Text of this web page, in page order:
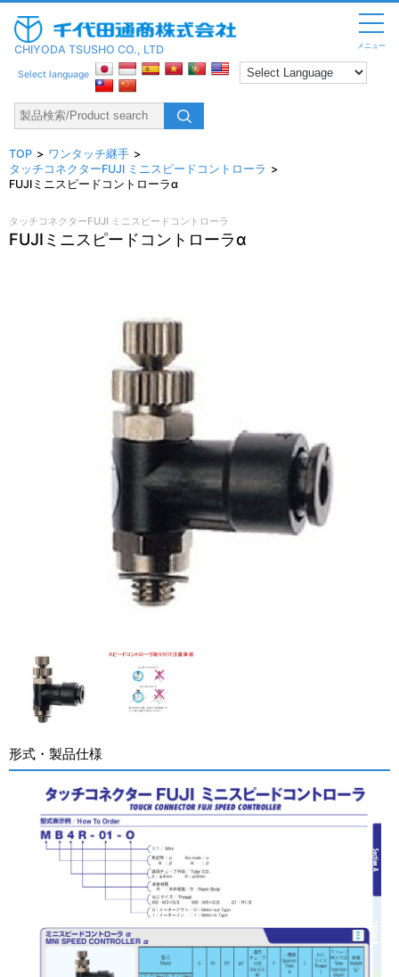
メニュー
CHIYODA TSUSHO CO., LTD
Select language
TOP
ワンタッチ継手
タッチコネクターFUJI ミニスピードコントローラ
FUJIミニスピードコントローラα
タッチコネクターFUJI ミニスピードコントローラ
FUJIミニスピードコントローラα
形式・製品仕様